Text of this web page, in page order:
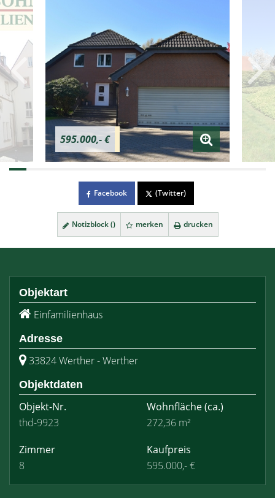
595.000,- €
Facebook (Twitter)
Notizblock () merken drucken
Objektart
Einfamilienhaus
Adresse
33824 Werther - Werther
Objektdaten
Objekt-Nr.
thd-9923
Wohnfläche(ca.)
272,36 m²
Zimmer
8
Kaufpreis
595.000,- €